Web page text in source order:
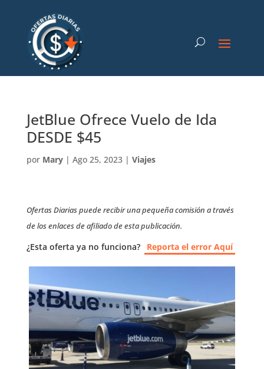
JetBlue Ofrece Vuelo de Ida
DESDE $45
por Mary| Ago 25, 2023| Viajes
Ofertas Diarias puede recibir una pequeña comisión a través
de los enlaces de afiliado de esta publicación.
¿Esta oferta ya no funciona? Reporta el error Aquí